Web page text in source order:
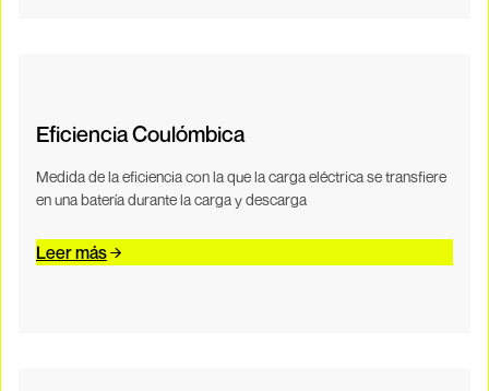
Eficiencia Coulómbica
Medida de la eficiencia con la que la carga eléctrica se transfiere
en una batería durante la carga y descarga
Leer más